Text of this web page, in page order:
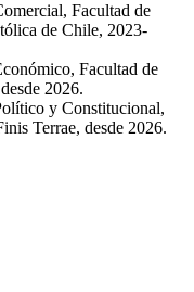
Facultad de
de Chile, 2023-
Facultad de
2026.
y Constitucional,
Terrae, desde 2026.